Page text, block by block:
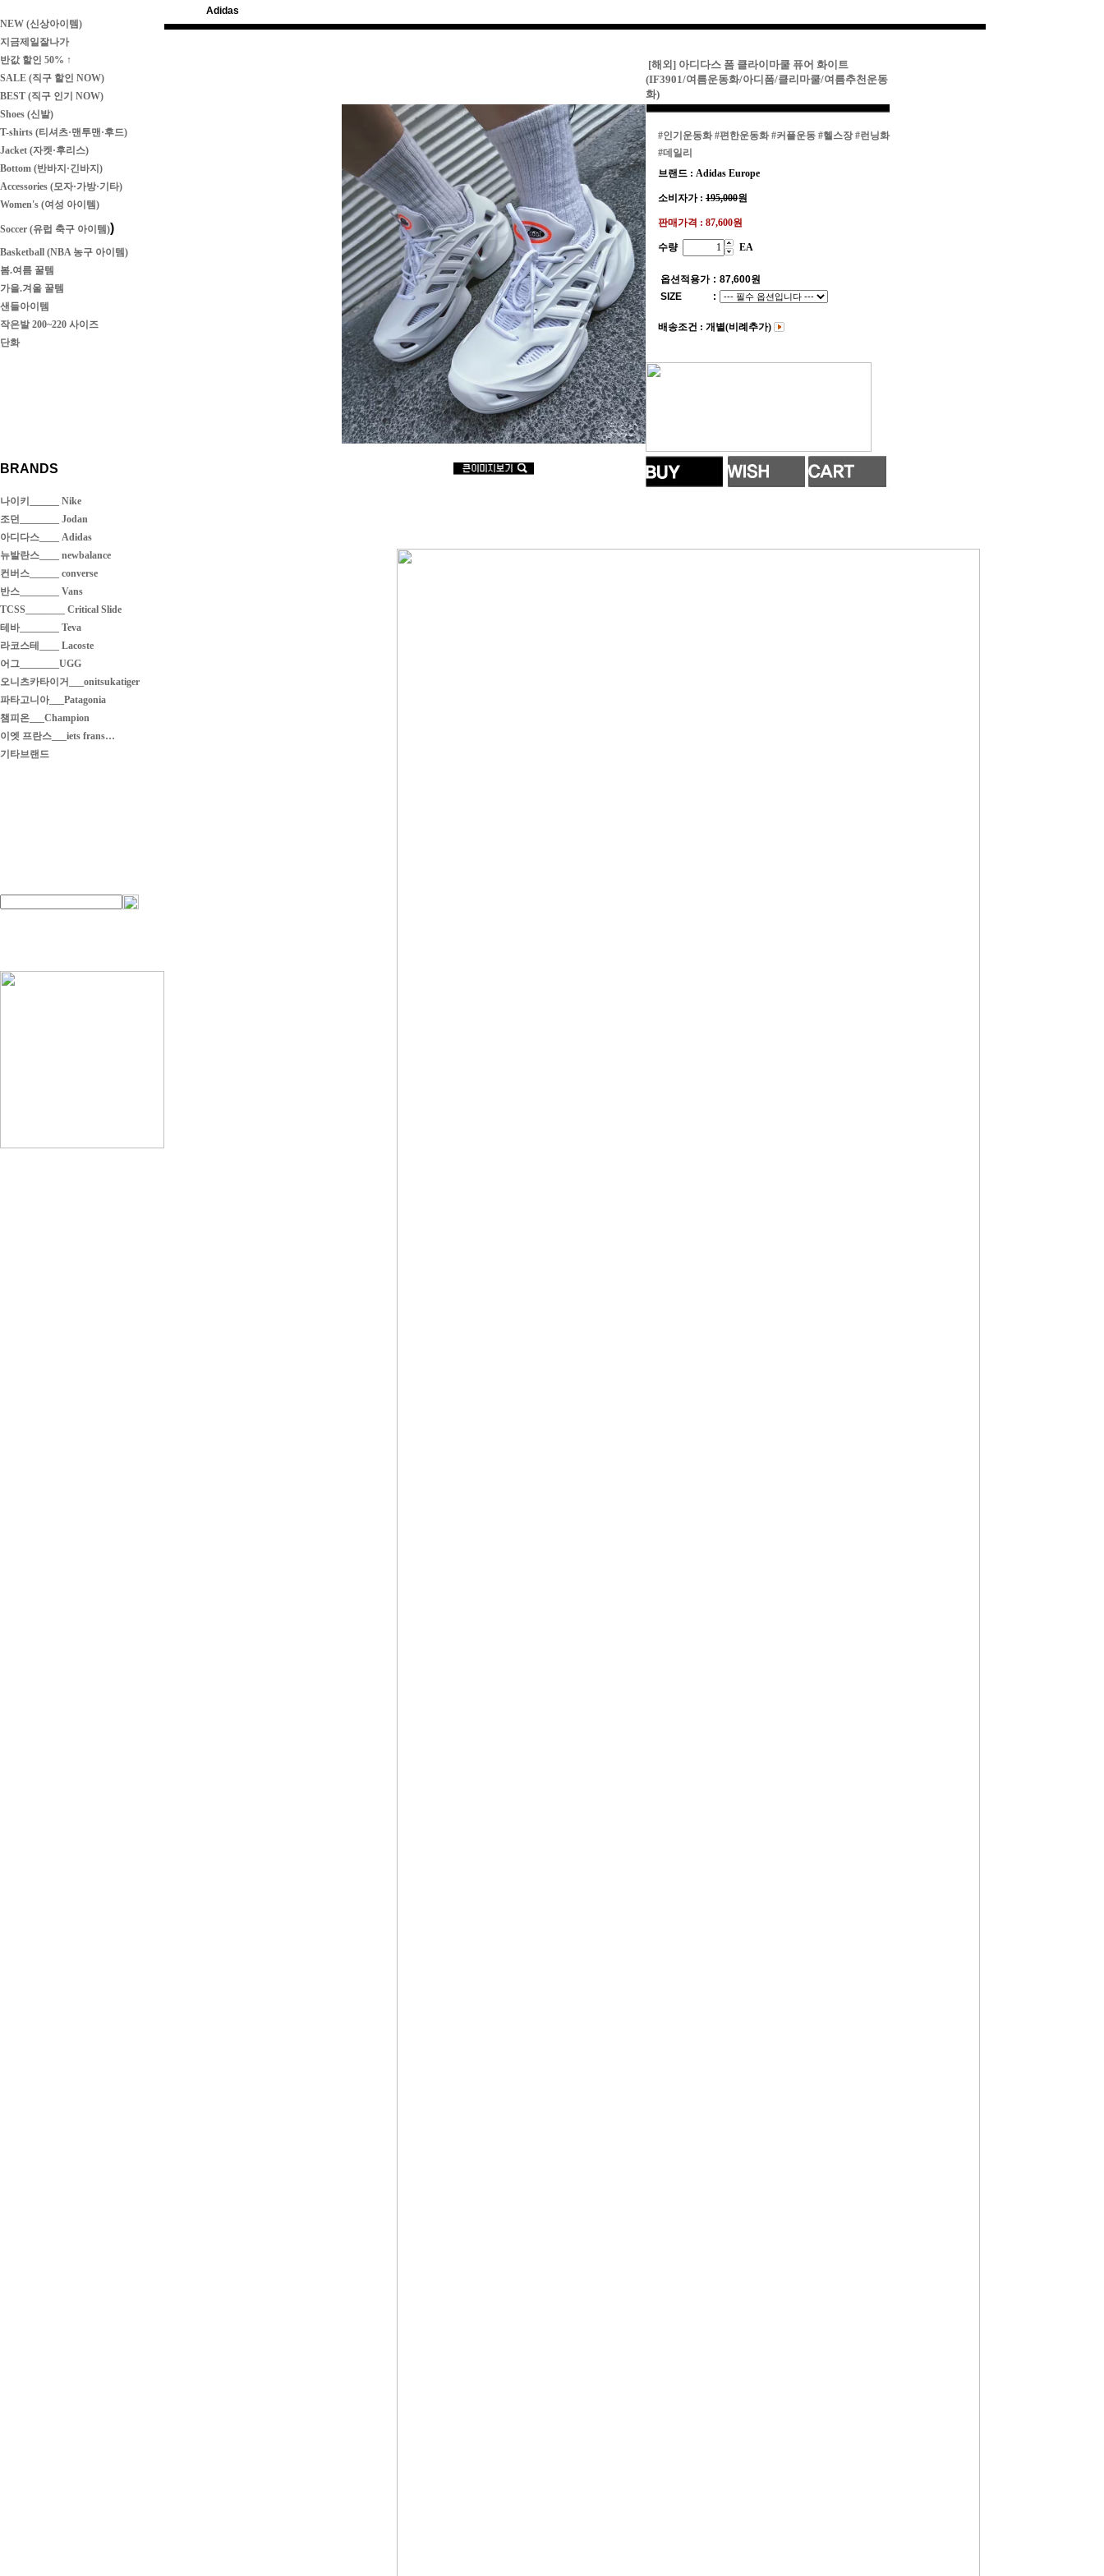
NEW (신상아이템)
지금제일잘나가
반값 할인 50% ↑
SALE (직구 할인 NOW)
BEST (직구 인기 NOW)
Shoes (신발)
T-shirts (티셔츠·맨투맨·후드)
Jacket (자켓·후리스)
Bottom (반바지·긴바지)
Accessories (모자·가방·기타)
Women's (여성 아이템)
Soccer (유럽 축구 아이템))
Basketball (NBA 농구 아이템)
봄.여름 꿀템
가을.겨울 꿀템
샌들아이템
작은발 200~220 사이즈
단화
BRANDS
나이키______ Nike
조던________ Jodan
아디다스____ Adidas
뉴발란스____ newbalance
컨버스______ converse
반스________ Vans
TCSS________ Critical Slide
테바________ Teva
라코스테____ Lacoste
어그________UGG
오니츠카타이거___onitsukatiger
파타고니아___Patagonia
챔피온___Champion
이엣 프란스___iets frans…
기타브랜드
Adidas
[해외] 아디다스 폼 클라이마쿨 퓨어 화이트
(IF3901/여름운동화/아디폼/클리마쿨/여름추천운동
화)
#인기운동화 #편한운동화 #커플운동 #헬스장 #런닝화
#데일리
브랜드 : Adidas Europe
소비자가 : 195,000원
판매가격 : 87,600원
수량 EA
옵션적용가 : 87,600원
SIZE
:
배송조건 : 개별(비례추가)